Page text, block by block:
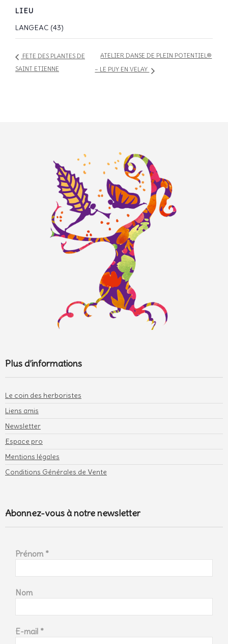
LIEU
LANGEAC (43)
FETE DES PLANTES DE
SAINT ETIENNE
ATELIER DANSE DE PLEIN POTENTIEL®
– LE PUY EN VELAY
Plus d’informations
Le coin des herboristes
Liens amis
Newsletter
Espace pro
Mentions légales
Conditions Générales de Vente
Abonnez-vous à notre newsletter
Prénom *
Nom
E-mail *